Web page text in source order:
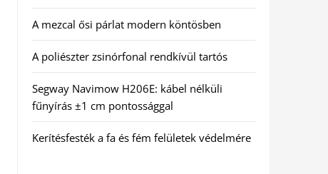
A mezcal ősi párlat modern köntösben
A poliészter zsinórfonal rendkívül tartós
Segway Navimow H206E: kábel nélküli
fűnyírás ±1 cm pontossággal
Kerítésfesték a fa és fém felületek védelmére